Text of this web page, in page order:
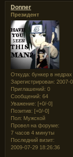
Donner
Президент
Откуда: бункер в недрах
Зарегистрирован: 2007-
Приглашений: 0
Сообщений: 64
Уважение: [+0/-0]
Позитив: [+0/-0]
Пол: Мужской
Провел на форуме:
7 часов 4 минуты
Последний визит:
2009-07-29 18:26:36